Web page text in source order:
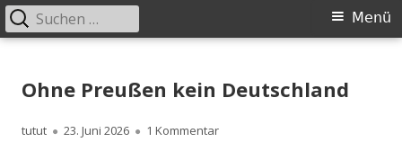
zum
Primäres
Menü
Suchen
nach:
Ohne Preußen kein Deutschland
Autor
tutut
Veröffentlicht
23. Juni 2026 1 Kommentarzu Ohne Preußen kein